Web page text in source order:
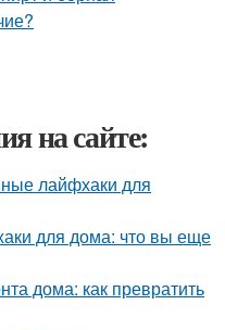
на сайте:
лайфхаки для
для дома: что вы еще
дома: как превратить